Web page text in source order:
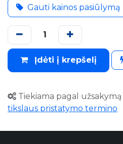
Gauti kainos pasiūlymą
Įdėti į krepšelį
Tiekiama pagal užsakymą
tikslaus pristatymo termino